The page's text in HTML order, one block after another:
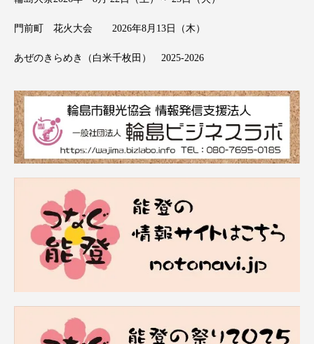
門前町 花火大会 2026年8月13日（木）
あぜのきらめき（白米千枚田） 2025-2026